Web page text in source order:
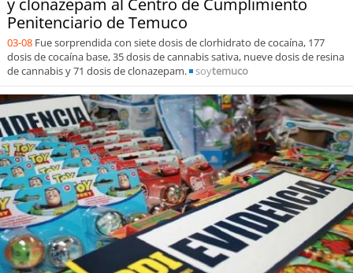
Penitenciario de Temuco
03-08 Fue sorprendida con siete dosis de clorhidrato de cocaína, 177
dosis de cocaína base, 35 dosis de cannabis sativa, nueve dosis de resina
de cannabis y 71 dosis de clonazepam.
soytemuco